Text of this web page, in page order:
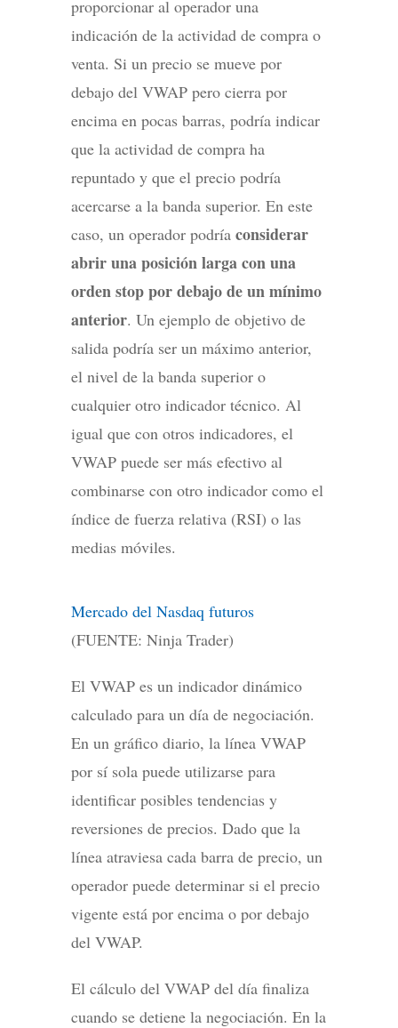
proporcionar al operador una
indicación de la actividad de compra o
venta. Si un precio se mueve por
debajo del VWAP pero cierra por
encima en pocas barras, podría indicar
que la actividad de compra ha
repuntado y que el precio podría
acercarse a la banda superior. En este
caso, un operador podría considerar
abrir una posición larga con una
orden stop por debajo de un mínimo
anterior. Un ejemplo de objetivo de
salida podría ser un máximo anterior,
el nivel de la banda superior o
cualquier otro indicador técnico. Al
igual que con otros indicadores, el
VWAP puede ser más efectivo al
combinarse con otro indicador como el
índice de fuerza relativa (RSI) o las
medias móviles.
Mercado del Nasdaq futuros
(FUENTE: Ninja Trader)
El VWAP es un indicador dinámico
calculado para un día de negociación.
En un gráfico diario, la línea VWAP
por sí sola puede utilizarse para
identificar posibles tendencias y
reversiones de precios. Dado que la
línea atraviesa cada barra de precio, un
operador puede determinar si el precio
vigente está por encima o por debajo
del VWAP.
El cálculo del VWAP del día finaliza
cuando se detiene la negociación. En la